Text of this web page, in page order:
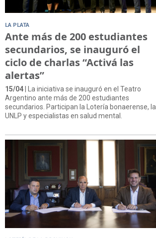
LA PLATA
Ante más de 200 estudiantes
secundarios, se inauguró el
ciclo de charlas “Activá las
alertas”
15/04 | La iniciativa se inauguró en el Teatro
Argentino ante más de 200 estudiantes
secundarios. Participan la Lotería bonaerense, la
UNLP y especialistas en salud mental.